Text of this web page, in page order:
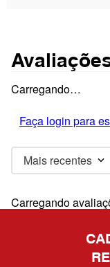
Carregando…
Faça login para
Mais recentes
Carregando